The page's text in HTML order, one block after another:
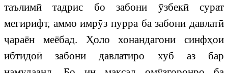
таълимӣ тадрис бо забони ӯзбекӣ сурат
мегирифт, аммо имрӯз пурра ба забони давлатӣ
ҷараён меёбад. Ҳоло хонандагони синфҳои
ибтидоӣ забони давлатиро хуб аз бар